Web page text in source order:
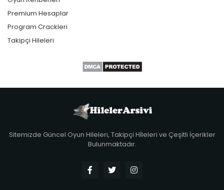
Premium Hesaplar
Program Crackleri
Takipçi Hileleri
Sitemizde Güncel Oyun Hileleri, Takipçi Hİleleri ve Çeşitli İçerikler
Bulunmaktadır.